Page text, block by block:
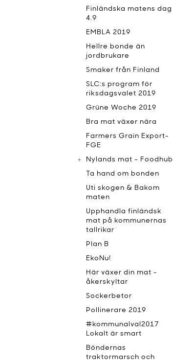
Finländska matens dag
4.9
EMBLA 2019
Hellre bonde än
jordbrukare
Smaker från Finland
SLC:s program för
riksdagsvalet 2019
Grüne Woche 2019
Bra mat växer nära
Farmers Grain Export-
FGE
Nylands mat - Foodhub
Ta hand om bonden
Uti skogen & Bakom
maten
Upphandla finländsk
mat på kommunernas
tallrikar
Plan B
EkoNu!
Här växer din mat -
åkerskyltar
Sockerbetor
Pollinerare 2019
#kommunalval2017
Lokalt är smart
Böndernas
traktormarsch och